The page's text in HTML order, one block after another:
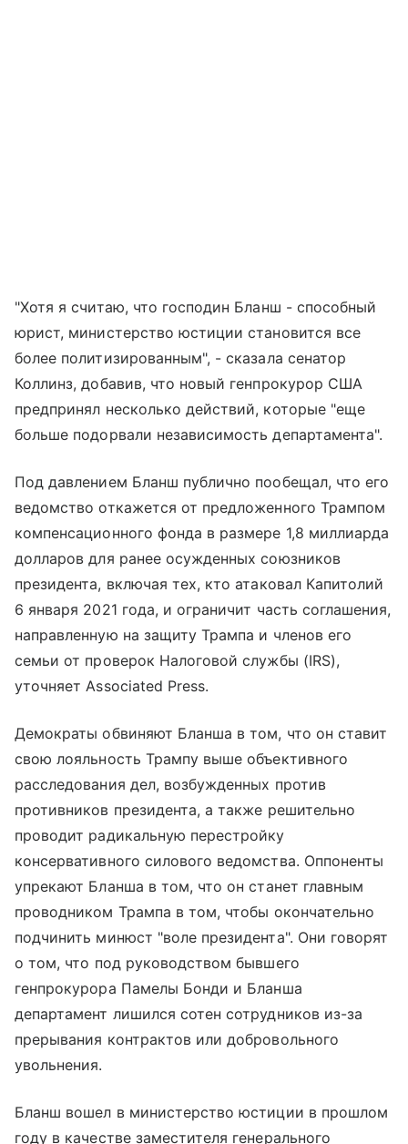
"Хотя я считаю, что господин Бланш - способный
юрист, министерство юстиции становится все
более политизированным", - сказала сенатор
Коллинз, добавив, что новый генпрокурор США
предпринял несколько действий, которые "еще
больше подорвали независимость департамента".
Под давлением Бланш публично пообещал, что его
ведомство откажется от предложенного Трампом
компенсационного фонда в размере 1,8 миллиарда
долларов для ранее осужденных союзников
президента, включая тех, кто атаковал Капитолий
6 января 2021 года, и ограничит часть соглашения,
направленную на защиту Трампа и членов его
семьи от проверок Налоговой службы (IRS),
уточняет Associated Press.
Демократы обвиняют Бланша в том, что он ставит
свою лояльность Трампу выше объективного
расследования дел, возбужденных против
противников президента, а также решительно
проводит радикальную перестройку
консервативного силового ведомства. Оппоненты
упрекают Бланша в том, что он станет главным
проводником Трампа в том, чтобы окончательно
подчинить минюст "воле президента". Они говорят
о том, что под руководством бывшего
генпрокурора Памелы Бонди и Бланша
департамент лишился сотен сотрудников из-за
прерывания контрактов или добровольного
увольнения.
Бланш вошел в министерство юстиции в прошлом
году в качестве заместителя генерального